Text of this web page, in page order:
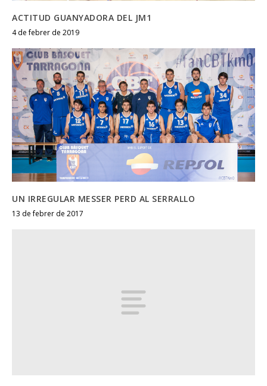
ACTITUD GUANYADORA DEL JM1
4 de febrer de 2019
UN IRREGULAR MESSER PERD AL SERRALLO
13 de febrer de 2017